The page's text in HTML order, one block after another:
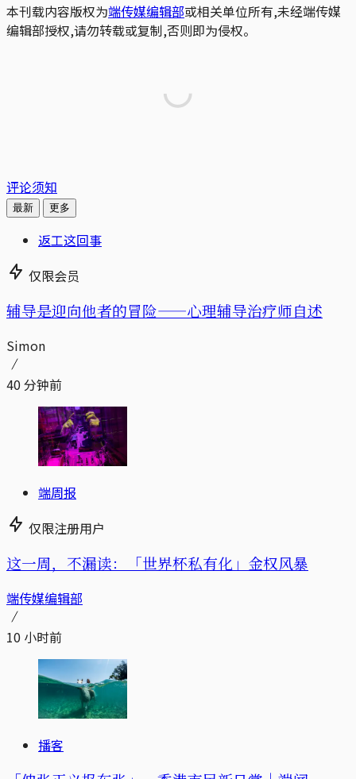
本刊载内容版权为端传媒编辑部或相关单位所有,未经端传媒
编辑部授权,请勿转载或复制,否则即为侵权。
评论须知
最新 更多
返工这回事
仅限会员
辅导是迎向他者的冒险——心理辅导治疗师自述
Simon
40 分钟前
端周报
仅限注册用户
这一周，不漏读：「世界杯私有化」金权风暴
端传媒编辑部
10 小时前
播客